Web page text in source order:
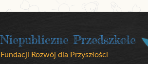
Niepubliczne Przedszkole
Fundacji Rozwój dla Przyszłości